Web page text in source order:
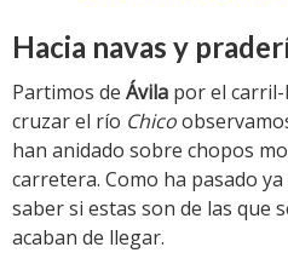
Hacia navas y
Partimos de Ávila por el carril-
cruzar el río Chico
han anidado sobre chopos
carretera. Como ha pasado
saber si estas son de las que
acaban de llegar.